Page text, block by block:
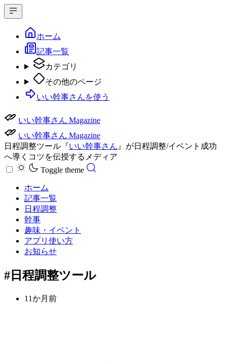
ホーム
記事一覧
カテゴリ
その他のページ
いい幹事さんを使う
いい幹事さん Magazine
いい幹事さん Magazine
日程調整ツール『いい幹事さん 』が日程調整/イベント成功
へ導くコツを伝授するメディア
Toggle theme
ホーム
記事一覧
日程調整
幹事
趣味・イベント
アプリ使い方
お知らせ
#日程調整ツール